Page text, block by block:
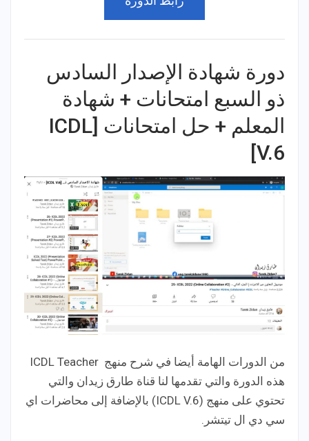
دورة شهادة الإصدار السادس
ذو السبع امتحانات + شهادة
المعلم + حل امتحانات [ICDL
V.6]
من الدورات الهامة أيضا في شرح منهج ICDL Teacher
هذه الدورة والتي تقدمها لنا قناة طارق زيدان والتي
تحتوي على منهج (ICDL V.6) بالإضافة إلى محاضرات اي
سي دي ال تيتشر.